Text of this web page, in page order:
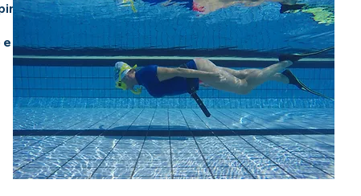
i limiti per prepararti ad
aver mantenuto l'idoneità